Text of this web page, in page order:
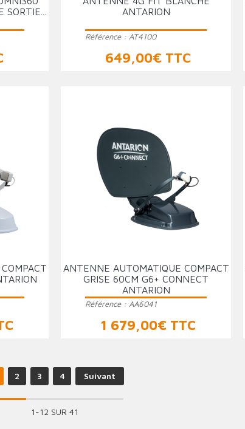
ANTARION
Référence : AT4100
Prix
649,00€ TTC
ANTENNE AUTOMATIQUE COMPACT
GRISE 60CM G6+ CONNECT
ANTARION
Référence : AA6041
Prix
1 679,00€ TTC
2 3 4 Suivant
1-12 SUR 41